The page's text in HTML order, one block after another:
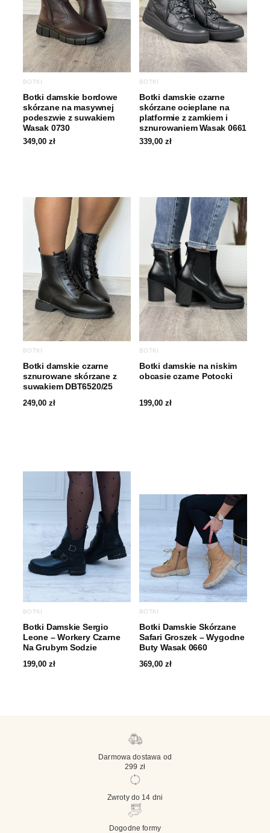
BOTKI
Botki damskie bordowe
skórzane na masywnej
podeszwie z suwakiem
Wasak 0730
349,00 zł
BOTKI
Botki damskie czarne
skórzane ocieplane na
platformie z zamkiem i
sznurowaniem Wasak 0661
339,00 zł
BOTKI
Botki damskie czarne
sznurowane skórzane z
suwakiem DBT6520/25
249,00 zł
BOTKI
Botki damskie na niskim
obcasie czarne Potocki
199,00 zł
BOTKI
Botki Damskie Sergio
Leone – Workery Czarne
Na Grubym Sodzie
199,00 zł
BOTKI
Botki Damskie Skórzane
Safari Groszek – Wygodne
Buty Wasak 0660
369,00 zł
Darmowa dostawa od
299 zł
Zwroty do 14 dni
Dogodne formy